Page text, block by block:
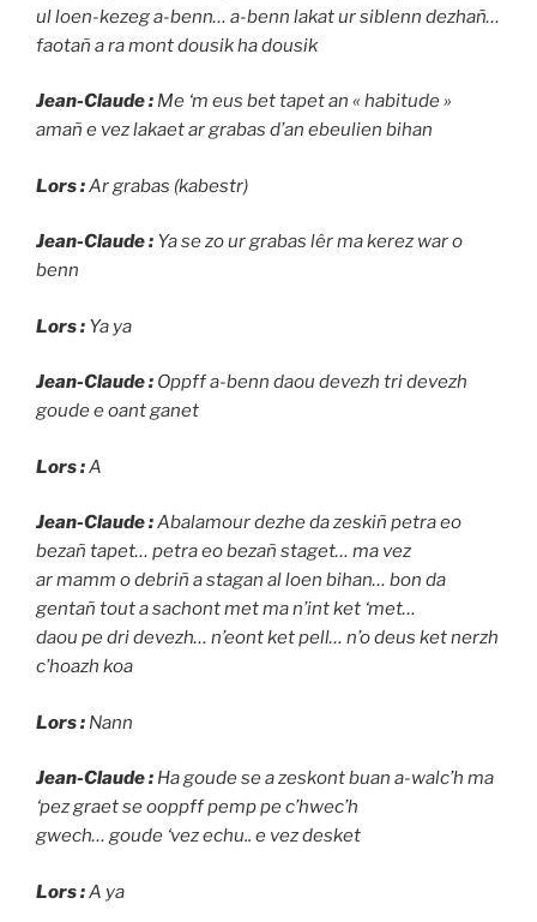
ul loen-kezeg a-benn… a-benn lakat ur siblenn dezhañ…
faotañ a ra mont dousik ha dousik
Jean-Claude : Me ‘m eus bet tapet an « habitude »
amañ e vez lakaet ar grabas d’an ebeulien bihan
Lors :Ar grabas (kabestr)
Jean-Claude : Ya se zo ur grabas lêr ma kerez war o
benn
Lors : Ya ya
Jean-Claude : Oppff a-benn daou devezh tri devezh
goude e oant ganet
Lors :A
Jean-Claude :Abalamour dezhe da zeskiñ petra eo
bezañ tapet… petra eo bezañ staget… ma vez
ar mamm o debriñ a stagan al loen bihan… bon da
gentañ tout a sachont met ma n’int ket ‘met…
daou pe dri devezh… n’eont ket pell… n’o deus ket nerzh
c’hoazh koa
Lors : Nann
Jean-Claude : Ha goude se a zeskont buan a-walc’h ma
‘pez graet se ooppff pemp pe c’hwec’h
gwech… goude ‘vez echu.. e vez desket
Lors :A ya